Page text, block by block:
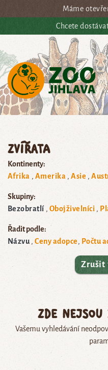
Přejít na hlavní obsah
Máme
Chcete
Zvířata
Kontinenty:
Afrika
Amerika Asie
Skupiny:
Bezobratlí
Obojživelníci
Řadit podle:
Názvu
Ceny adopce Počtu
Zde
Vašemu vyhledávání